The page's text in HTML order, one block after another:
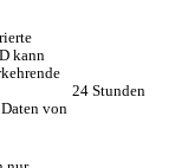
kann
von
24 Stunden